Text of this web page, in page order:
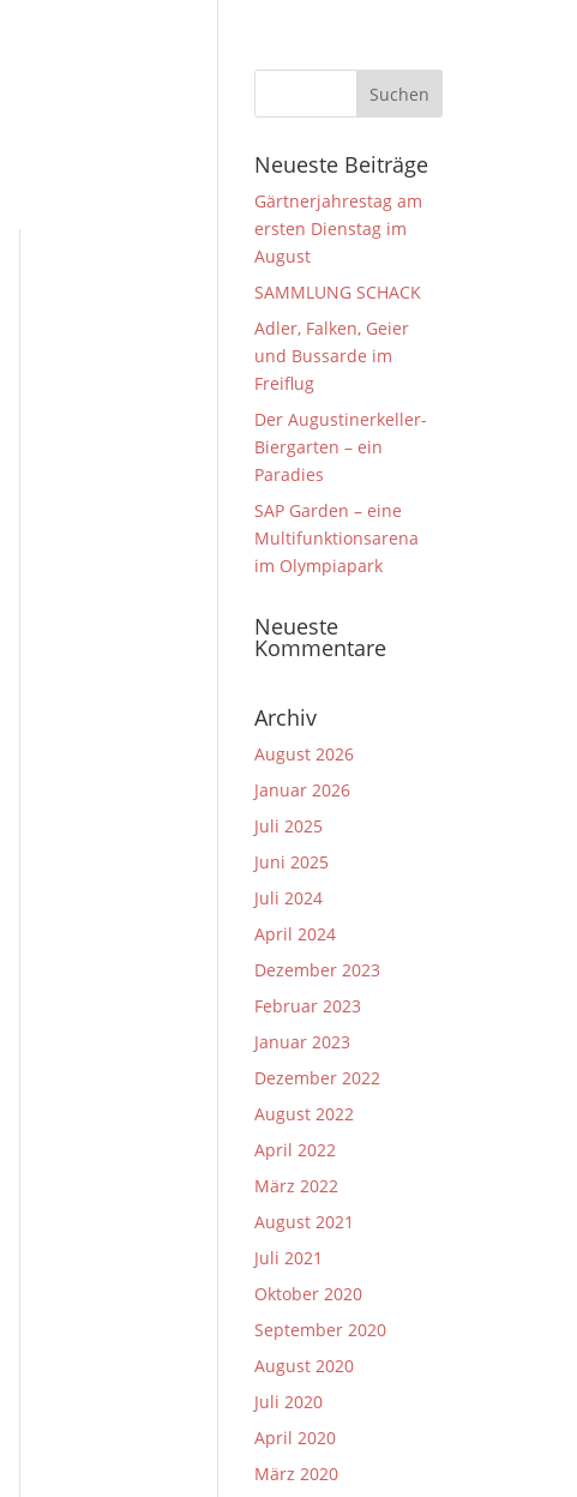
Neueste Beiträge
Gärtnerjahrestag am
ersten Dienstag im
August
SAMMLUNG SCHACK
Adler, Falken, Geier
und Bussarde im
Freiflug
Der Augustinerkeller-
Biergarten – ein
Paradies
SAP Garden – eine
Multifunktionsarena
im Olympiapark
Neueste
Kommentare
Archiv
August 2026
Januar 2026
Juli 2025
Juni 2025
Juli 2024
April 2024
Dezember 2023
Februar 2023
Januar 2023
Dezember 2022
August 2022
April 2022
März 2022
August 2021
Juli 2021
Oktober 2020
September 2020
August 2020
Juli 2020
April 2020
März 2020